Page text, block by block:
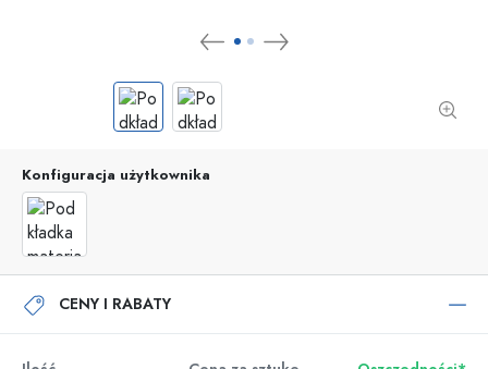
Konfiguracja użytkownika
CENY I RABATY